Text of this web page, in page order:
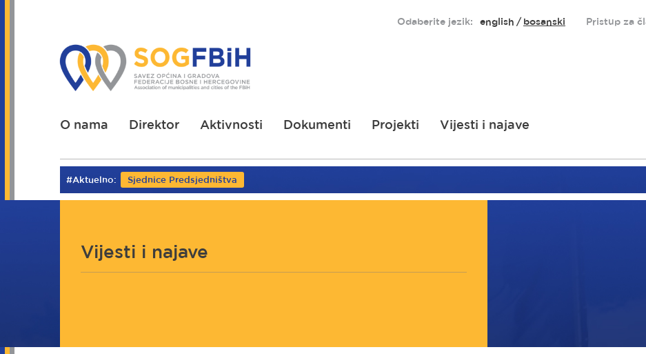
Odaberite jezik: english bosanski Pristup za
O nama Direktor Aktivnosti Dokumenti Projekti Vijesti i najave
#Aktuelno: Sjednice Predsjedništva
Vijesti i najave